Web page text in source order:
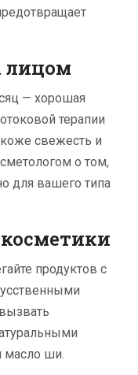
лицом
— хорошая
терапии
свежесть и
о том,
для вашего типа
продуктов с
масло ши.